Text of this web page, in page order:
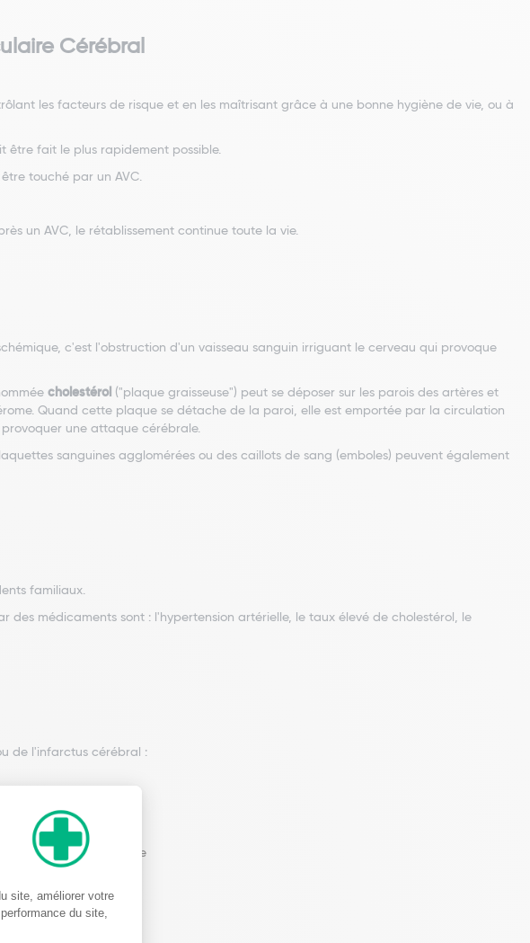
Cérébral
les facteurs de risque et en les maîtrisant grâce à une bonne hygiène de vie, ou à
être fait le plus rapidement possible.
touché par un AVC.
un AVC, le rétablissement continue toute la vie.
c'est l'obstruction d'un vaisseau sanguin irriguant le cerveau qui provoque
cholestérol ("plaque graisseuse") peut se déposer sur les parois des artères et
Quand cette plaque se détache de la paroi, elle est emportée par la circulation
une attaque cérébrale.
sanguines agglomérées ou des caillots de sang (emboles) peuvent également
familiaux.
médicaments sont : l'hypertension artérielle, le taux élevé de cholestérol, le
de l'infarctus cérébral :
ou les comprendre